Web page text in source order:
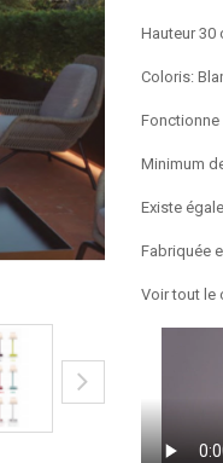
Hauteur 30
Coloris:
Fonctionne
Minimum
Existe
Fabriquée
Voir tout le